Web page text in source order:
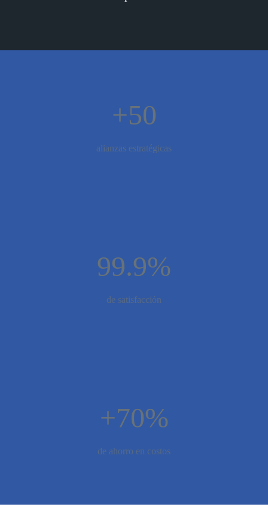
+50
alianzas estratégicas
99.9%
de satisfacción
+70%
de ahorro en costos